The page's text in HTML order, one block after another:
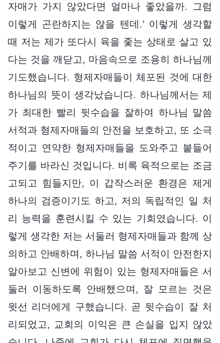
자매가 가지 않았다면 얼마나 좋았을까. 그럼
이렇게 곤란하지는 않을 텐데.’ 이렇게 생각할
때 저는 제가 또다시 육을 좇는 상태로 살고 있
다는 것을 깨닫고, 마음속으로 조용히 하나님께
기도했습니다. 형제자매들이 체포된 것에 대한
하나님의 뜻이 생각났습니다. 하나님께서는 제
가 최대한 빨리 뒷수습을 잘하여 하나님 말씀
서적과 형제자매들의 안전을 보호하고, 또 소극
적이고 연약한 형제자매들을 도와주고 붙들어
주기를 바라신 것입니다. 비록 육적으로는 조금
고되고 힘들지만, 이 갑작스러운 환경은 제게
하나의 검증이기도 하고, 저의 독립적인 일 처
리 능력을 훈련시킬 수 있는 기회였습니다. 이
렇게 생각한 저는 서둘러 형제자매들과 함께 상
의하고 안배하며, 하나님 말씀 서적이 안전한지
알아보고 신변에 위험이 있는 형제자매들은 서
둘러 이동하도록 안배했으며, 잘 모르는 것은
윗선 리더에게 구했습니다. 곧 뒷수습이 잘 처
리되었고, 교회의 이익은 큰 손실을 입지 않았